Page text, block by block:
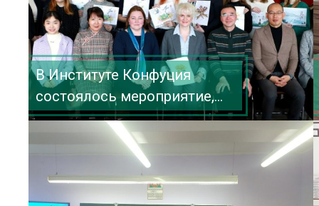
В Институте Конфуция
состоялось мероприятие,
посвященное
традиционному китайскому
Празднику чистого света
«Цинмин»